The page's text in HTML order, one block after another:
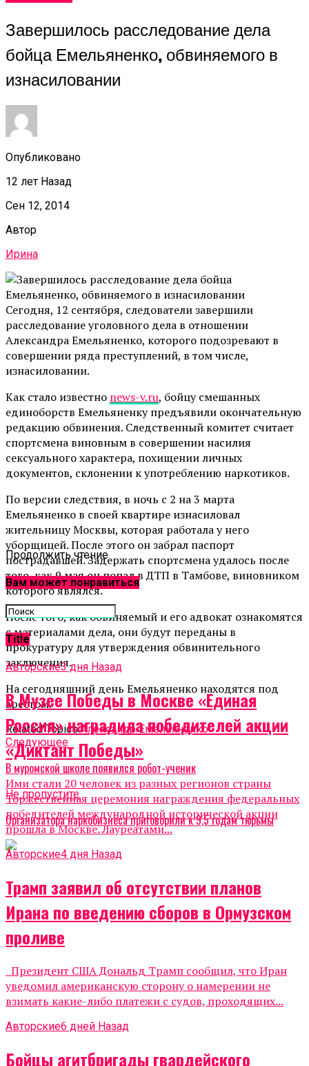
Завершилось расследование дела
бойца Емельяненко, обвиняемого в
изнасиловании
Опубликовано
12 лет Назад
Сен 12, 2014
Автор
Ирина
Сегодня, 12 сентября, следователи завершили
расследование уголовного дела в отношении
Александра Емельяненко, которого подозревают в
совершении ряда преступлений, в том числе,
изнасиловании.
Как стало известно news-v.ru, бойцу смешанных
единоборств Емельяненку предъявили окончательную
редакцию обвинения. Следственный комитет считает
спортсмена виновным в совершении насилия
сексуального характера, похищении личных
документов, склонении к употреблению наркотиков.
По версии следствия, в ночь с 2 на 3 марта
Емельяненко в своей квартире изнасиловал
жительницу Москвы, которая работала у него
уборщицей. После этого он забрал паспорт
пострадавшей. Задержать спортсмена удалось после
того, как 9 мая он попал в ДТП в Тамбове, виновником
которого являлся.
После того, как обвиняемый и его адвокат ознакомятся
с материалами дела, они будут переданы в
прокуратуру для утверждения обвинительного
заключения.
На сегодняшний день Емельяненко находятся под
арестом.
Related Topics:Александр Емельяненко
Cледующее
В муромской школе появился робот-ученик
Не пропустите
Организатора наркобизнеса приговорили к 9,5 годам тюрьмы
Продолжить чтение
Вам может понравиться
Title
Авторские3 дня Назад
В Музее Победы в Москве «Единая
Россия» наградила победителей акции
«Диктант Победы»
Ими стали 20 человек из разных регионов страны
Торжественная церемония награждения федеральных
победителей международной исторической акции
прошла в Москве. Лауреатами...
Авторские4 дня Назад
Трамп заявил об отсутствии планов
Ирана по введению сборов в Ормузском
проливе
Президент США Дональд Трамп сообщил, что Иран
уведомил американскую сторону о намерении не
взимать какие-либо платежи с судов, проходящих...
Авторские6 дней Назад
Бойцы агитбригады гвардейского